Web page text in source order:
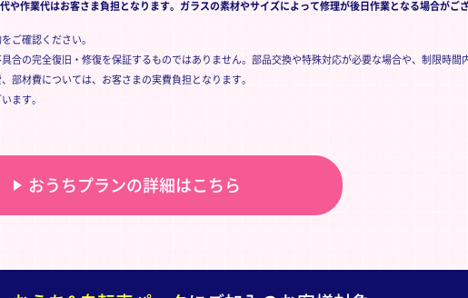
作業代はお客さま負担となります。ガラスの素材やサイズによって修理が後日作業となる場合がござ
ご確認ください。
合の完全復旧・修復を保証するものではありません。部品交換や特殊対応が必要な場合や、制限時間
部材費については、お客さまの実費負担となります。
ます。
おうちプランの詳細はこちら